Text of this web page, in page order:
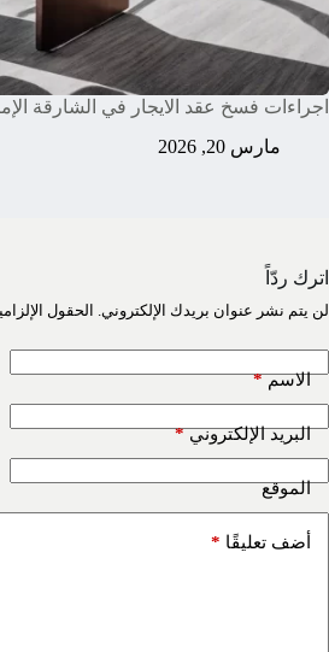
اجراءات فسخ عقد الايجار في الشارقة
مارس 20, 2026
اترك ردّاً
لن يتم نشر عنوان بريدك الإلكتروني. الحقول
الاسم*
البريد الإلكتروني*
الموقع
أضف تعليقًا *